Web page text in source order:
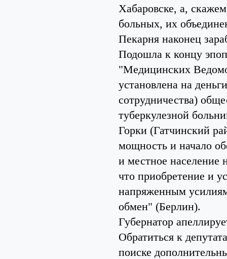
Хабаровске, а,
больных, их
Пекарня наконец
Подошла к концу
"Медицинских
установлена на
сотрудничества)
туберкулезной
Горки (Гатчинский
мощность и начало
и местное население
что приобретение и
напряженным
обмен" (Берлин).
Губернатор
Обратиться к
поиске